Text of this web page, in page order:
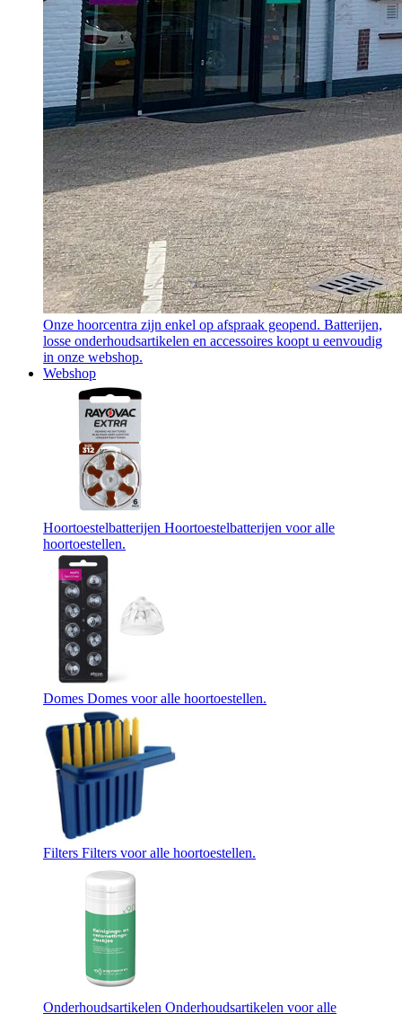
Onze hoorcentra zijn enkel op afspraak geopend. Batterijen,
losse onderhoudsartikelen en accessoires koopt u eenvoudig
in onze webshop.
Webshop
Hoortoestelbatterijen Hoortoestelbatterijen voor alle
hoortoestellen.
Domes Domes voor alle hoortoestellen.
Filters Filters voor alle hoortoestellen.
Onderhoudsartikelen Onderhoudsartikelen voor alle